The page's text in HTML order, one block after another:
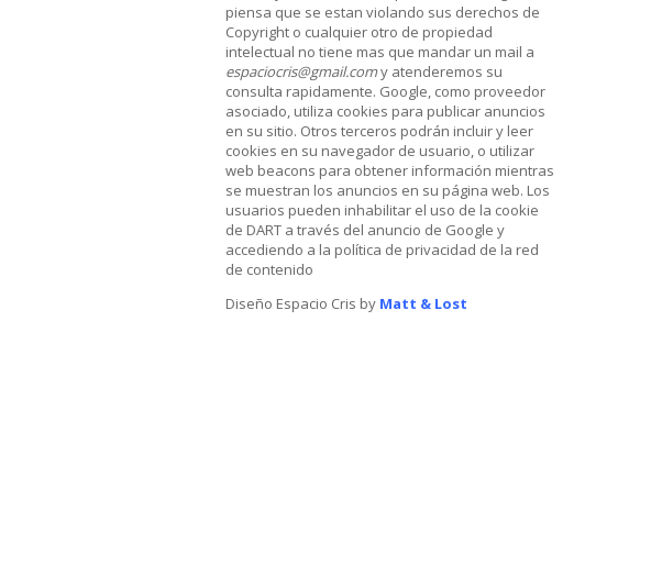
piensa que se estan violando sus derechos de
Copyright o cualquier otro de propiedad
intelectual no tiene mas que mandar un mail a
espaciocris@gmail.comy atenderemos su
consulta rapidamente. Google, como proveedor
asociado, utiliza cookies para publicar anuncios
en su sitio. Otros terceros podrán incluir y leer
cookies en su navegador de usuario, o utilizar
web beacons para obtener información mientras
se muestran los anuncios en su página web. Los
usuarios pueden inhabilitar el uso de la cookie
de DART a través del anuncio de Google y
accediendo a la política de privacidad de la red
de contenido
Diseño Espacio Cris by Matt & Lost